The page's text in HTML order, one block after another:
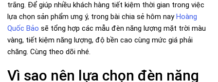
trắng. Để giúp nhiều khách hàng tiết kiệm thời gian trong việc
lựa chọn sản phẩm ưng ý, trong bài chia sẻ hôm nay Hoàng
Quốc Bảo sẽ tổng hợp các mẫu đèn năng lượng mặt trời màu
vàng, tiết kiệm năng lượng, độ bền cao cùng mức giá phải
chăng. Cùng theo dõi nhé.
Vì sao nên lựa chọn đèn năng